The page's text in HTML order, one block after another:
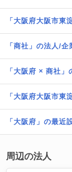
「大阪府大阪市東
「商社」の法人/企
「大阪府 × 商社
「大阪府大阪市
「大阪府」の最近
周辺の法人